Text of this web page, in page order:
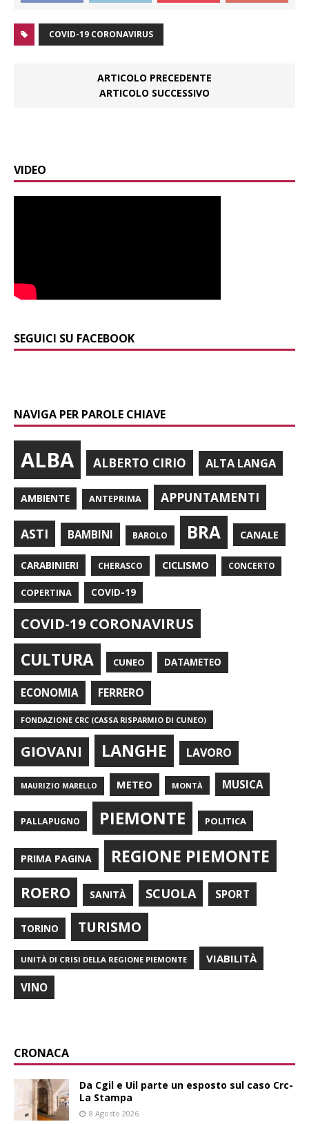
COVID-19 CORONAVIRUS
ARTICOLO PRECEDENTE
ARTICOLO SUCCESSIVO
VIDEO
SEGUICI SU FACEBOOK
NAVIGA PER PAROLE CHIAVE
ALBA ALBERTO CIRIO ALTA LANGA
AMBIENTE ANTEPRIMA APPUNTAMENTI
ASTI BAMBINI BAROLO BRA CANALE
CARABINIERI CHERASCO CICLISMO CONCERTO
COPERTINA COVID-19
COVID-19 CORONAVIRUS
CULTURA CUNEO DATAMETEO
ECONOMIA FERRERO
FONDAZIONE CRC (CASSA RISPARMIO DI CUNEO)
GIOVANI LANGHE LAVORO
MAURIZIO MARELLO METEO MONTÀ MUSICA
PALLAPUGNO PIEMONTE POLITICA
PRIMA PAGINA REGIONE PIEMONTE
ROERO SANITÀ SCUOLA SPORT
TORINO TURISMO
UNITÀ DI CRISI DELLA REGIONE PIEMONTE VIABILITÀ
VINO
CRONACA
Da Cgil e Uil parte un esposto sul caso Crc-
La Stampa
8 Agosto 2026